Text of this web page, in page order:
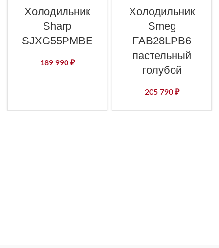
Холодильник
Sharp
SJXG55PMBE
189 990 ₽
Холодильник
Smeg
FAB28LPB6
пастельный
голубой
205 790 ₽